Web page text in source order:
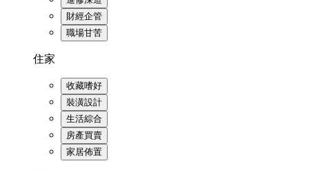
財經企管
職場甘苦
住家
收藏嗜好
裝潢設計
生活綜合
房產買賣
家居佈置